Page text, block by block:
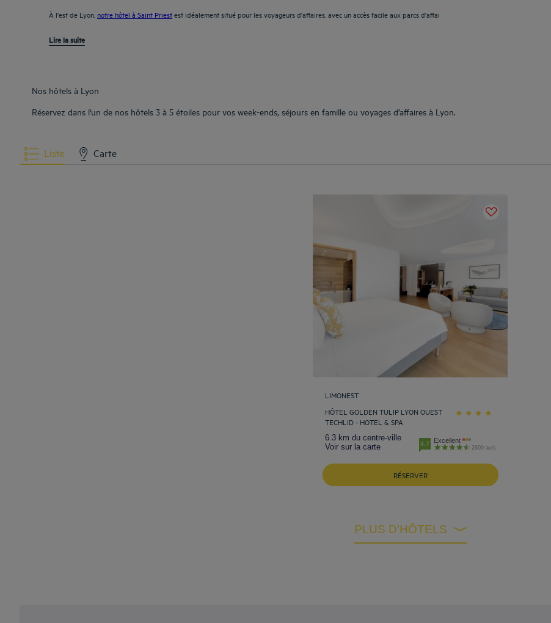
À l'est de Lyon, notre hôtel à Saint Priestest idéalement situé pour les voyageurs d'affaires, avec un accès facile aux parcs d'affai
Lire la suite
Nos hôtels à Lyon
Réservez dans l'un de nos hôtels 3 à 5 étoiles pour vos week-ends, séjours en famille ou voyages d’affaires à Lyon.
Liste Carte
LIMONEST
HÔTEL GOLDEN TULIP LYON OUEST
TECHLID - HOTEL & SPA
6.3 km du centre-ville
Voir sur la carte
4.7 Excellent
2600 avis
RÉSERVER
PLUS D’HÔTELS